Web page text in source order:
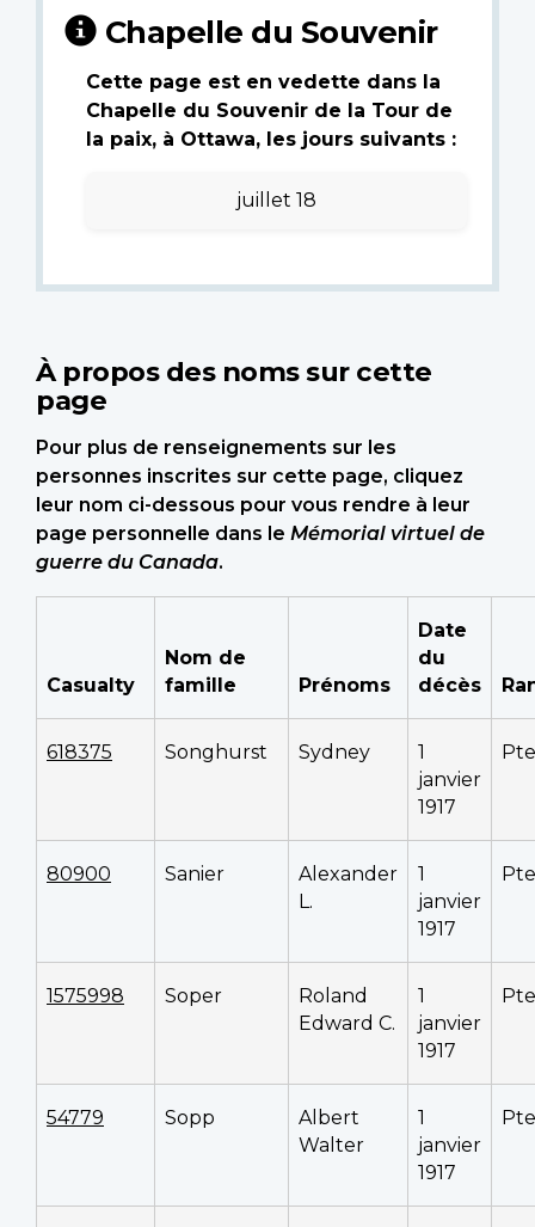
Chapelle du Souvenir
Cette page est en vedette dans la
Chapelle du Souvenir de la Tour de
la paix, à Ottawa, les jours suivants :
juillet 18
À propos des noms sur cette
page
Pour plus de renseignements sur les
personnes inscrites sur cette page, cliquez
leur nom ci-dessous pour vous rendre à leur
page personnelle dans le Mémorial virtuel de
guerre du Canada.
Casualty
Nom de
famille
Prénoms
Date
du
décès
618375 Songhurst Sydney
1
janvier
1917
Pte
80900 Sanier
Alexander
L.
1
janvier
1917
Pte
1575998 Soper
Roland
Edward C.
1
janvier
1917
Pte
54779 Sopp
Albert
Walter
1
janvier
1917
Pte